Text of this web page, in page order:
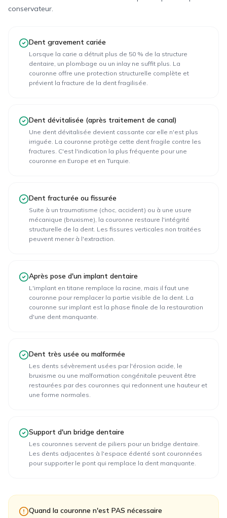
conservateur.
Dent gravement cariée
Lorsque la carie a détruit plus de 50 % de la structure
dentaire, un plombage ou un inlay ne suffit plus. La
couronne offre une protection structurelle complète et
prévient la fracture de la dent fragilisée.
Dent dévitalisée (après traitement de canal)
Une dent dévitalisée devient cassante car elle n'est plus
irriguée. La couronne protège cette dent fragile contre les
fractures. C'est l'indication la plus fréquente pour une
couronne en Europe et en Turquie.
Dent fracturée ou fissurée
Suite à un traumatisme (choc, accident) ou à une usure
mécanique (bruxisme), la couronne restaure l'intégrité
structurelle de la dent. Les fissures verticales non traitées
peuvent mener à l'extraction.
Après pose d'un implant dentaire
L'implant en titane remplace la racine, mais il faut une
couronne pour remplacer la partie visible de la dent. La
couronne sur implant est la phase finale de la restauration
d'une dent manquante.
Dent très usée ou malformée
Les dents sévèrement usées par l'érosion acide, le
bruxisme ou une malformation congénitale peuvent être
restaurées par des couronnes qui redonnent une hauteur et
une forme normales.
Support d'un bridge dentaire
Les couronnes servent de piliers pour un bridge dentaire.
Les dents adjacentes à l'espace édenté sont couronnées
pour supporter le pont qui remplace la dent manquante.
Quand la couronne n'est PAS nécessaire